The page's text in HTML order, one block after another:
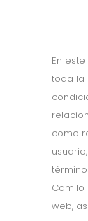
En
toda la
como
web,